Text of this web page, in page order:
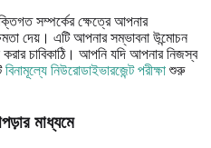
সম্পর্কের ক্ষেত্রে আপনার
দেয়। এটি আপনার সম্ভাবনা উন্মোচন
চাবিকাঠি। আপনি যদি আপনার নিজস্ব
বিনামূল্যে নিউরোডাইভারজেন্ট পরীক্ষাশুরু
মাধ্যমে